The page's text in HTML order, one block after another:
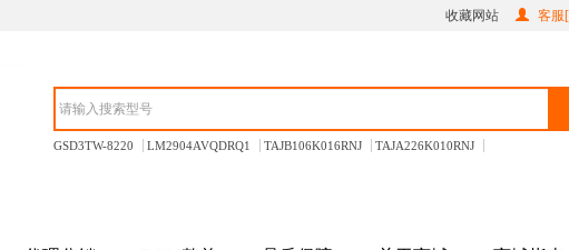
收藏网站 客服
GSD3TW-8220 LM2904AVQDRQ1 TAJB106K016RNJ TAJA226K010RNJ